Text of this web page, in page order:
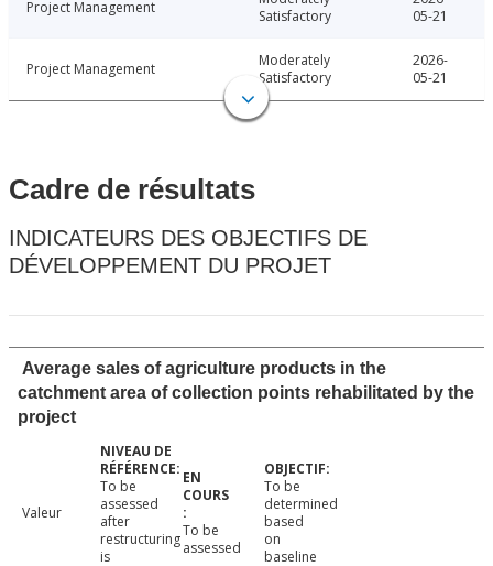
Project Management
Satisfactory
05-21
Project Management
Moderately
Satisfactory
2026-
05-21
Cadre de résultats
INDICATEURS DES OBJECTIFS DE
DÉVELOPPEMENT DU PROJET
Average sales of agriculture products in the
catchment area of collection points rehabilitated by the
project
Valeur
To be
assessed
after
restructuring
is
To be
assessed
To be
determined
based
on
baseline